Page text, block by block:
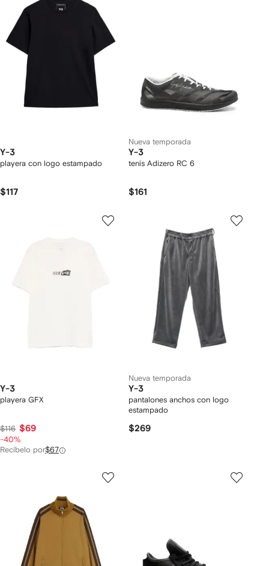
Y-3
playera con logo estampado
$117
Nueva temporada
Y-3
tenis Adizero RC 6
$161
Y-3
playera GFX
$116 $69
-40%
Recíbelo por$67
Nueva temporada
Y-3
pantalones anchos con logo
estampado
$269